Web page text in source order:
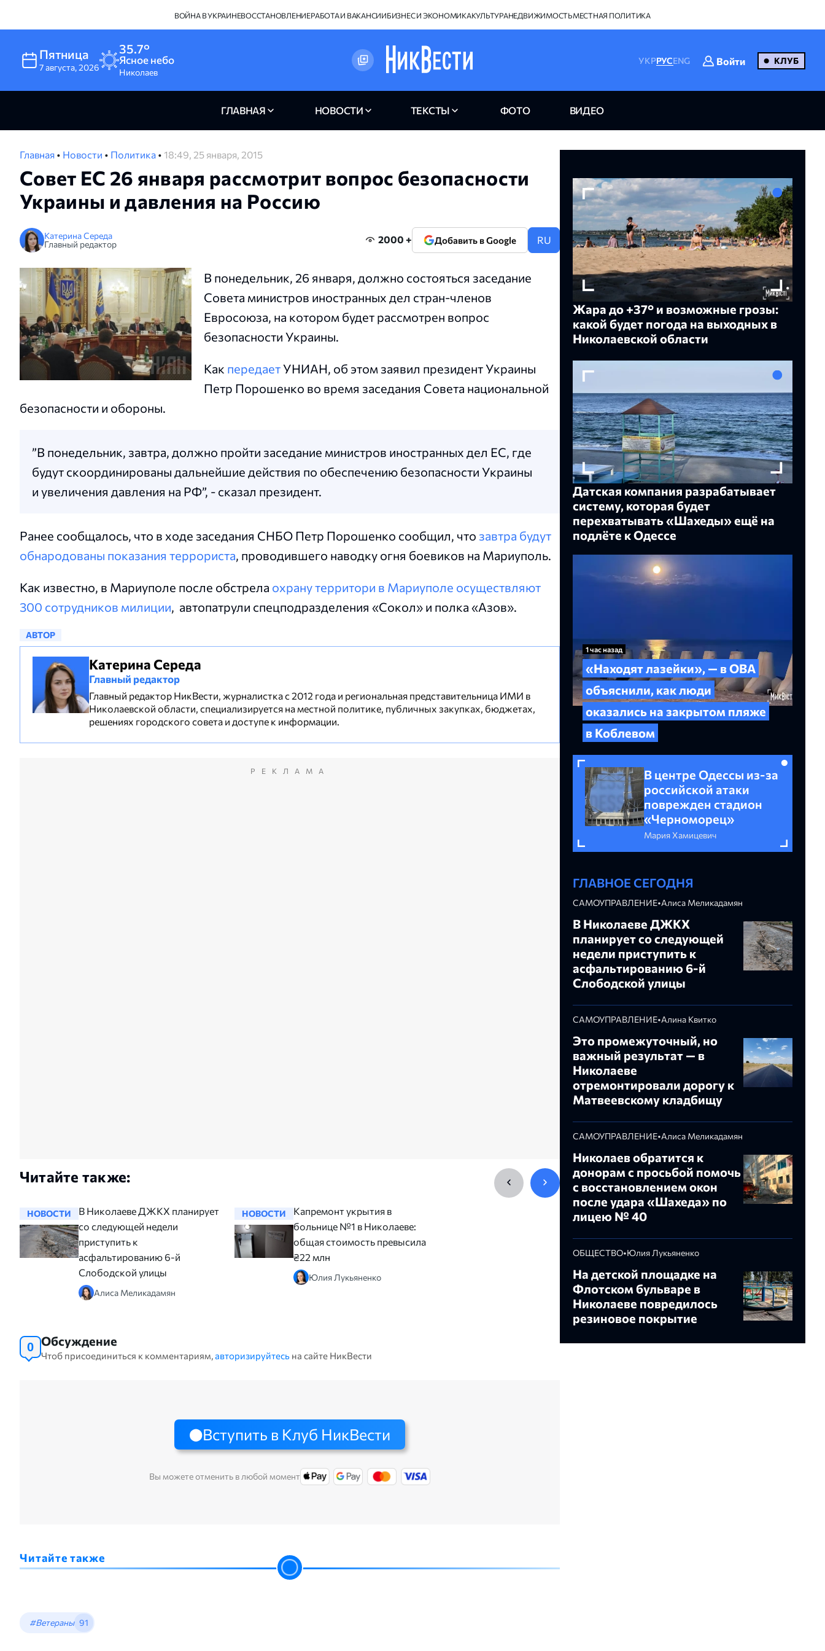
ВОЙНА В УКРАИНЕВОССТАНОВЛЕНИЕРАБОТА И ВАКАНСИИБИЗНЕС И ЭКОНОМИКАКУЛЬТУРАНЕДВИЖИМОСТЬМЕСТНАЯ ПОЛИТИКА
Пятница
7августа,2026
35.7°
Ясное небо
Николаев
УКРРУСENG Войти КЛУБ
ГЛАВНАЯ НОВОСТИ ТЕКСТЫ ФОТО ВИДЕО
Главная • Новости • Политика • 18:49, 25 января, 2015
Совет ЕС 26 января рассмотрит вопрос безопасности
Украины и давления на Россию
Катерина Середа
Главный редактор
2000 + Добавить в Google RU
В понедельник, 26 января, должно состояться заседание
Совета министров иностранных дел стран-членов
Евросоюза, на котором будет рассмотрен вопрос
безопасности Украины.
Как передаетУНИАН, об этом заявил президент Украины
Петр Порошенко во время заседания Совета национальной
безопасности и обороны.
”В понедельник, завтра, должно пройти заседание министров иностранных дел ЕС, где
будут скоординированы дальнейшие действия по обеспечению безопасности Украины
и увеличения давления на РФ”, - сказал президент.
Ранее сообщалось, что в ходе заседания СНБО Петр Порошенко сообщил, что завтра будут
обнародованы показания террориста, проводившего наводку огня боевиков на Мариуполь.
Как известно, в Мариуполе после обстрела охрану территори в Мариуполе осуществляют
300 сотрудников милиции, автопатрули спецподразделения «Сокол» и полка «Азов».
АВТОР
Катерина Середа
Главный редактор
Главный редактор НикВести, журналистка с 2012 года и региональная представительница ИМИ в
Николаевской области, специализируется на местной политике, публичных закупках, бюджетах,
решениях городского совета и доступе к информации.
РЕКЛАМА
Читайте также:
НОВОСТИ
В Николаеве ДЖКХ планирует
со следующей недели
приступить к
асфальтированию 6-й
Слободской улицы
Алиса Меликадамян
НОВОСТИ
Капремонт укрытия в
больнице №1 в Николаеве:
общая стоимость превысила
₴22 млн
Юлия Лукьяненко
Перед четвертым конкурсом
по сортировке мусора
Сенкевич заявил, что готов
изменить его правила
Катерина Середа
Это промежуточный, но
Николаеве отремонтировали
дорогу к Матвеевскому
кладбищу
Алина Квитко
0 Обсуждение
Чтоб присоединиться к комментариям,авторизируйтесь на сайте НикВести
Вступить в Клуб НикВести
Вы можете отменить в любой момент
Читайте также
#Ветераны 91
Жара до +37° и возможные грозы:
какой будет погода на выходных в
Николаевской области
Датская компания разрабатывает
систему, которая будет
перехватывать «Шахеды» ещё на
подлёте к Одессе
1 час назад
«Находят лазейки», — в ОВА
объяснили, как люди
оказались на закрытом пляже
в Коблевом
В центре Одессы из-за
российской атаки
поврежден стадион
«Черноморец»
Мария Хамицевич
ГЛАВНОЕ СЕГОДНЯ
САМОУПРАВЛЕНИЕ•Алиса Меликадамян
В Николаеве ДЖКХ
планирует со следующей
недели приступить к
асфальтированию 6-й
Слободской улицы
САМОУПРАВЛЕНИЕ•Алина Квитко
Это промежуточный, но
важный результат — в
Николаеве
отремонтировали дорогу к
Матвеевскому кладбищу
САМОУПРАВЛЕНИЕ•Алиса Меликадамян
Николаев обратится к
донорам с просьбой помочь
с восстановлением окон
после удара «Шахеда» по
лицею № 40
ОБЩЕСТВО•Юлия Лукьяненко
На детской площадке на
Флотском бульваре в
Николаеве повредилось
резиновое покрытие